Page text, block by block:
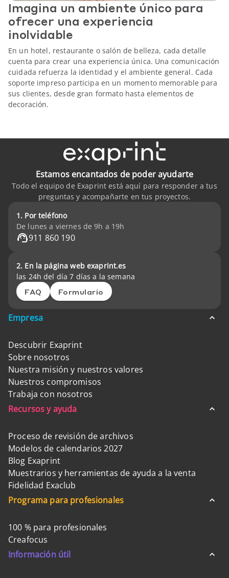
Imagina un ambiente único para
ofrecer una experiencia
inolvidable
En un hotel, restaurante o salón de belleza, cada detalle
cuenta para crear una experiencia única. Una comunicación
cuidada refuerza la identidad y el ambiente general. Cada
soporte impreso participa en un momento memorable para
sus clientes, desde gran formato hasta elementos de
decoración.
Estamos encantados de poder ayudarte
Todo el equipo de Exaprint está aquí para responder a tus
preguntas y acompañarte en tus proyectos.
1. Por teléfono
De lunes a viernes de 9h a 19h
911 860 190
2. En la página web exaprint.es
las 24h del día 7 días a la semana
FAQ Formulario
Empresa
Descubrir Exaprint
Sobre nosotros
Nuestra misión y nuestros valores
Nuestros compromisos
Trabaja con nosotros
Recursos y ayuda
Proceso de revisión de archivos
Modelos de calendarios 2027
Blog Exaprint
Muestrarios y herramientas de ayuda a la venta
Fidelidad Exaclub
Programa para profesionales
100 % para profesionales
Creafocus
Información útil